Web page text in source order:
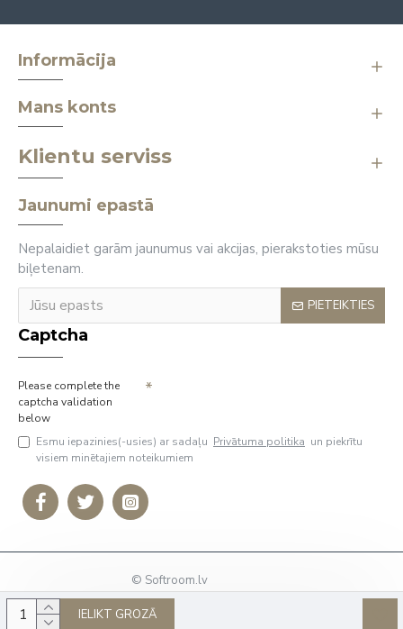
IELIKT GROZĀ
Informācija
Mans konts
Klientu serviss
Jaunumi epastā
Nepalaidiet garām jaunumus vai akcijas, pierakstoties mūsu
biļetenam.
PIETEIKTIES
Captcha
Please complete the
captcha validation
below
Esmu iepazinies(-usies) ar sadaļu Privātuma politika un piekrītu
visiem minētajiem noteikumiem
© Softroom.lv
Tālrunis: +37127009636
E-Pasts: